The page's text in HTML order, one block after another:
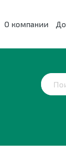
О компании